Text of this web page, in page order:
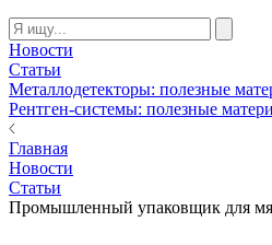
Новости
Статьи
Металлодетекторы: полезные
Рентген-системы: полезные
Главная
Новости
Статьи
Промышленный упаковщик для